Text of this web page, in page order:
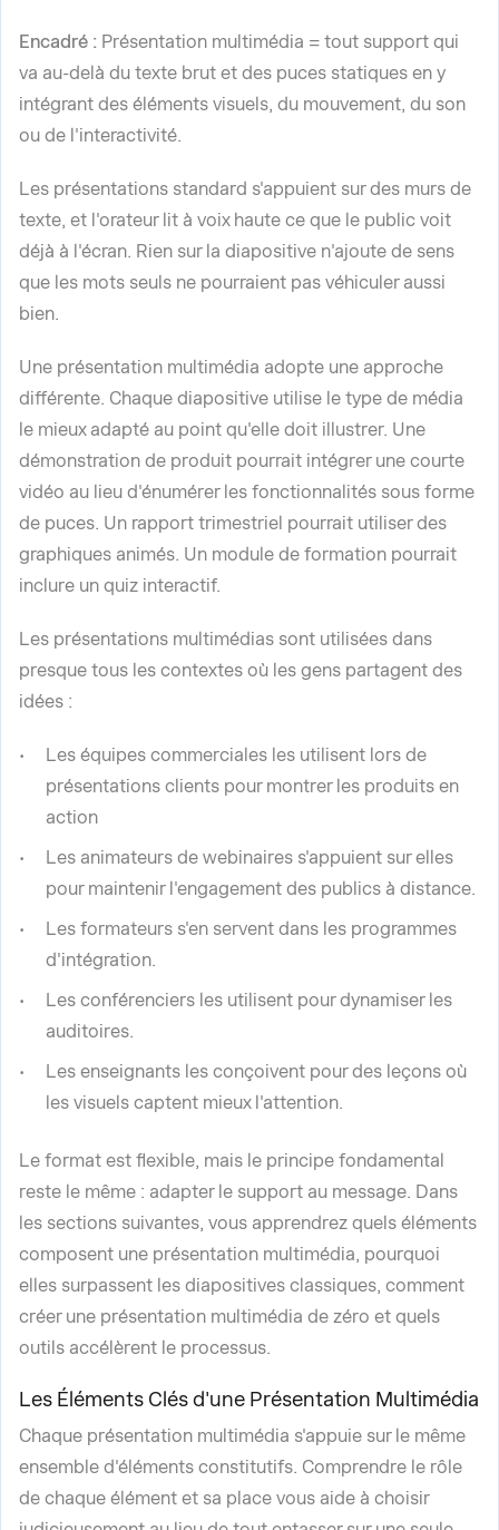
Encadré : Présentation multimédia = tout support qui
va au-delà du texte brut et des puces statiques en y
intégrant des éléments visuels, du mouvement, du son
ou de l'interactivité.
Les présentations standard s'appuient sur des murs de
texte, et l'orateur lit à voix haute ce que le public voit
déjà à l'écran. Rien sur la diapositive n'ajoute de sens
que les mots seuls ne pourraient pas véhiculer aussi
bien.
Une présentation multimédia adopte une approche
différente. Chaque diapositive utilise le type de média
le mieux adapté au point qu'elle doit illustrer. Une
démonstration de produit pourrait intégrer une courte
vidéo au lieu d'énumérer les fonctionnalités sous forme
de puces. Un rapport trimestriel pourrait utiliser des
graphiques animés. Un module de formation pourrait
inclure un quiz interactif.
Les présentations multimédias sont utilisées dans
presque tous les contextes où les gens partagent des
idées :
Les équipes commerciales les utilisent lors de
présentations clients pour montrer les produits en
action
Les animateurs de webinaires s'appuient sur elles
pour maintenir l'engagement des publics à distance.
Les formateurs s'en servent dans les programmes
d'intégration.
Les conférenciers les utilisent pour dynamiser les
auditoires.
Les enseignants les conçoivent pour des leçons où
les visuels captent mieux l'attention.
Le format est flexible, mais le principe fondamental
reste le même : adapter le support au message. Dans
les sections suivantes, vous apprendrez quels éléments
composent une présentation multimédia, pourquoi
elles surpassent les diapositives classiques, comment
créer une présentation multimédia de zéro et quels
outils accélèrent le processus.
Les Éléments Clés d'une Présentation Multimédia
Chaque présentation multimédia s'appuie sur le même
ensemble d'éléments constitutifs. Comprendre le rôle
de chaque élément et sa place vous aide à choisir